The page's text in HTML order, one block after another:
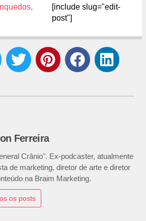
,
[include slug="edit-
post"]
Ferreira
Crânio". Ex-podcaster, atualmente
de marketing, diretor de arte e diretor
na Braim Marketing.
os posts